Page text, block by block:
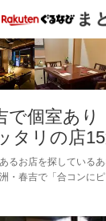
で個室あり
タリの店
るお店を探している
・春吉で「合コンに